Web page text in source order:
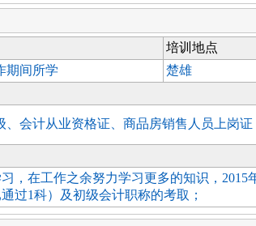
培训地点
期间所学
楚雄
、会计从业资格证、商品房销售人员上岗证
，在工作之余努力学习更多的知识，2015
过1科）及初级会计职称的考取；